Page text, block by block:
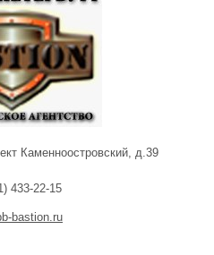
Каменноостровский, д.39
433-22-15
bastion.ru